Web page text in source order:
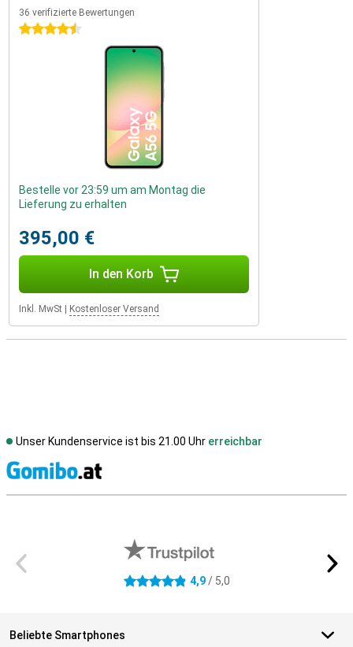
36 verifizierte Bewertungen
4.5 Sterne
Bestelle vor 23:59 um am Montag die
Lieferung zu erhalten
395,00 €
In den Korb
Inkl. MwSt | Kostenloser Versand
Unser Kundenservice ist bis 21.00 Uhr erreichbar
4.9 Sterne 4,9/ 5,0
Beliebte Smartphones